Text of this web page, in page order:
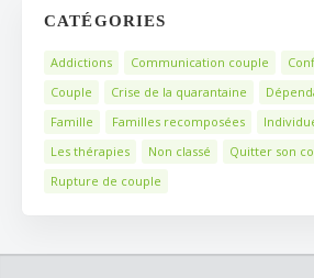
CATÉGORIES
Addictions Communication couple
Couple
Crise de la quarantaine
Famille
Familles recomposées
Les thérapies
Non classé
Quitter son
Rupture de couple